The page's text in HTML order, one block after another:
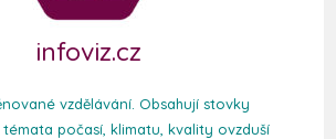
infoviz.cz
vzdělávání. Obsahují stovky
počasí, klimatu, kvality ovzduší